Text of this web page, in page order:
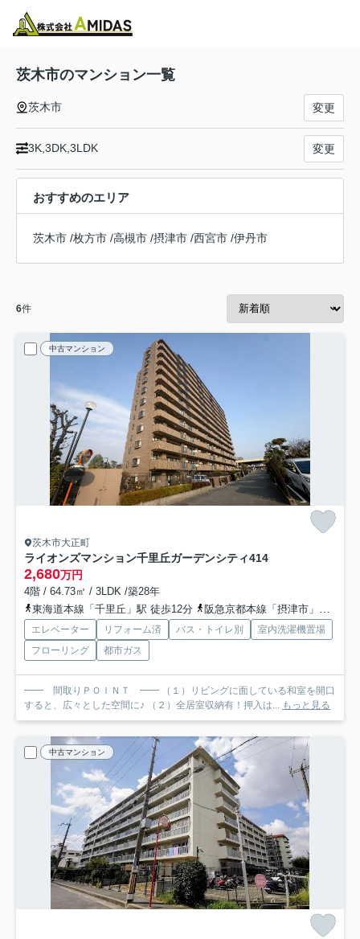
茨木市のマンション一覧
茨木市 変更
3K,3DK,3LDK 変更
おすすめのエリア
茨木市 /枚方市 /高槻市 /摂津市 /西宮市 /伊丹市
6件
中古マンション
茨木市大正町
ライオンズマンション千里丘ガーデンシティ414
2,680万円
4階 / 64.73㎡ / 3LDK /築28年
東海道本線「千里丘」駅 徒歩12分
阪急京都本線「摂津市」駅 徒歩14分
エレベーター リフォーム済 バス・トイレ別
室内洗濯機置場
フローリング
都市ガス
━━ 間取りＰＯＩＮＴ ━━ （１）リビングに面している和室を開口
すると、広々とした空間に♪ （２）全居室収納有！押入は...
もっと見る
中古マンション